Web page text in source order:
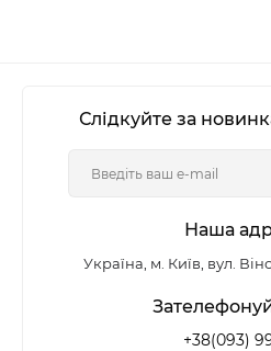
Слідкуйте за
Наша
Україна, м. Київ, вул.
+38(093)